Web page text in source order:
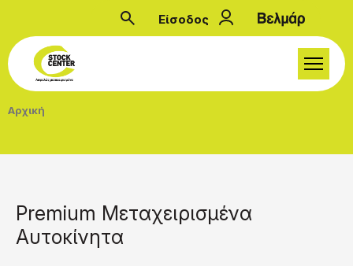
Παράκαμψη προς το κυρίως περιεχόμενο
Μενού
Είσοδος
Breadcrumb
Αρχική
Premium Μεταχειρισμένα
Αυτοκίνητα